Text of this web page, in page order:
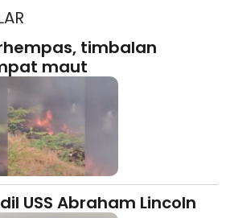
timbalan
maut
USS Abraham Lincoln